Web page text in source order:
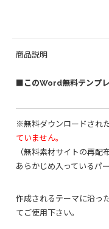
商品説明
■このWord無料テンプ
※無料ダウンロードされ
ていません。
（無料素材サイトの再配
あらかじめ入っているパ
作成されるテーマに沿っ
てご使用下さい。